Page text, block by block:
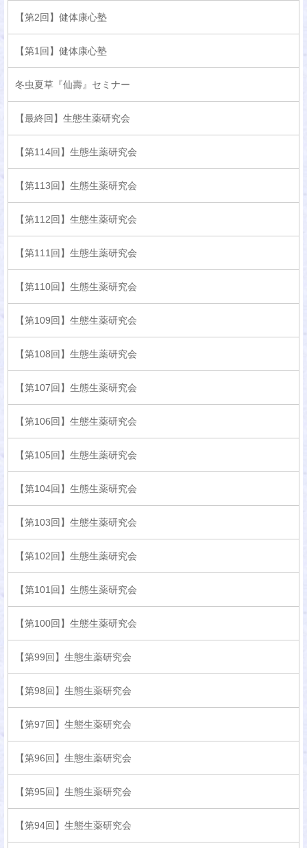
【第2回】健体康心塾
【第1回】健体康心塾
冬虫夏草『仙壽』セミナー
【最終回】生態生薬研究会
【第114回】生態生薬研究会
【第113回】生態生薬研究会
【第112回】生態生薬研究会
【第111回】生態生薬研究会
【第110回】生態生薬研究会
【第109回】生態生薬研究会
【第108回】生態生薬研究会
【第107回】生態生薬研究会
【第106回】生態生薬研究会
【第105回】生態生薬研究会
【第104回】生態生薬研究会
【第103回】生態生薬研究会
【第102回】生態生薬研究会
【第101回】生態生薬研究会
【第100回】生態生薬研究会
【第99回】生態生薬研究会
【第98回】生態生薬研究会
【第97回】生態生薬研究会
【第96回】生態生薬研究会
【第95回】生態生薬研究会
【第94回】生態生薬研究会